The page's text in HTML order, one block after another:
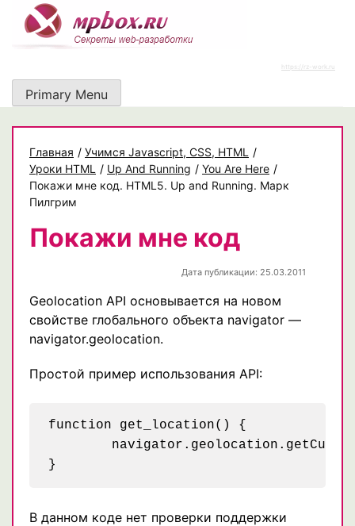
content
https://rz-work.ru
Primary Menu
Главная / Учимся Javascript, CSS, HTML
/
Уроки HTML
/ Up And Running / You Are Here /
Покажи мне код. HTML5. Up and Running. Марк
Пилгрим
Покажи мне код
Дата публикации: 25.03.2011
Geolocation API основывается на новом
свойстве глобального объекта navigator —
navigator.geolocation.
Простой пример использования API:
function get_location() {
В данном коде нет проверки поддержки